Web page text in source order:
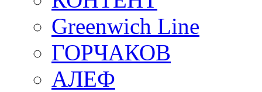
Greenwich Line
ГОРЧАКОВ
АЛЕФ